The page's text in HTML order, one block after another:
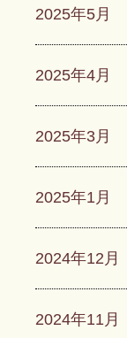
2025年5月
2025年4月
2025年3月
2025年1月
2024年12月
2024年11月